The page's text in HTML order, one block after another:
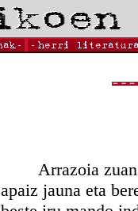
Arrazoia zuan
apaiz jauna eta